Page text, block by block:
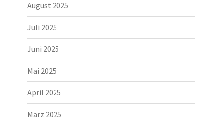
August 2025
Juli 2025
Juni 2025
Mai 2025
April 2025
März 2025